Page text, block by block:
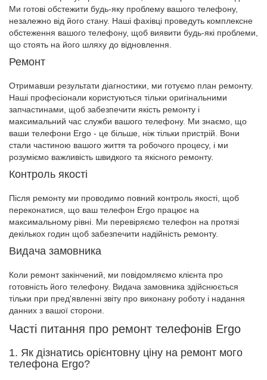
Ми готові обстежити будь-яку проблему вашого телефону,
незалежно від його стану. Наші фахівці проведуть комплексне
обстеження вашого телефону, щоб виявити будь-які проблеми,
що стоять на його шляху до відновлення.
Ремонт
Отримавши результати діагностики, ми готуємо план ремонту.
Наші професіонали користуються тільки оригінальними
запчастинами, щоб забезпечити якість ремонту і
максимальний час служби вашого телефону. Ми знаємо, що
ваши телефони Ergo - це більше, ніж тільки пристрій. Вони
стали частиною вашого життя та робочого процесу, і ми
розуміємо важливість швидкого та якісного ремонту.
Контроль якості
Після ремонту ми проводимо повний контроль якості, щоб
переконатися, що ваш телефон Ergo працює на
максимальному рівні. Ми перевіряємо телефон на протязі
декількох годин щоб забезпечити надійність ремонту.
Видача замовника
Коли ремонт закінчений, ми повідомляємо клієнта про
готовність його телефону. Видача замовника здійснюється
тільки при пред'явленні звіту про виконану роботу і надання
данних з вашої сторони.
Часті питання про ремонт телефонів Ergo
1. Як дізнатись орієнтовну ціну на ремонт мого
телефона Ergo?